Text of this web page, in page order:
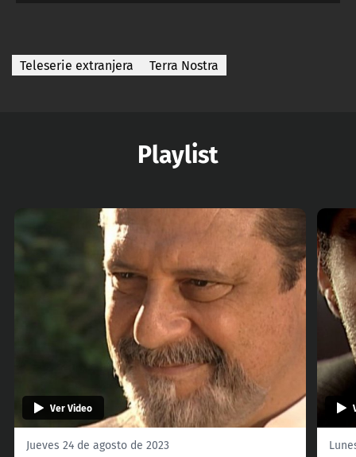
Teleserie extranjera Terra Nostra
Playlist
Ver Video
Jueves 24 de agosto de 2023